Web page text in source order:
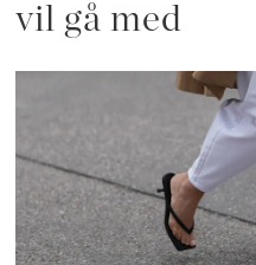
vil gå med